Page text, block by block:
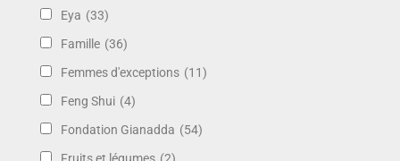
Eya (33)
Famille (36)
Femmes d'exceptions (11)
Feng Shui (4)
Fondation Gianadda (54)